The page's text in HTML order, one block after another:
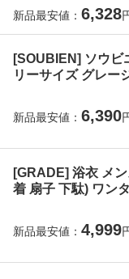
新品最安値： 6,328
[SOUBIEN] ソウビ
リーサイズ グレー
新品最安値： 6,390
[GRADE] 浴衣 メ
着 扇子 下駄) ワン
新品最安値： 4,999